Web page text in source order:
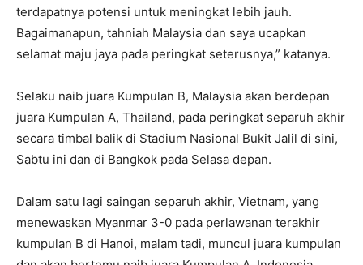
terdapatnya potensi untuk meningkat lebih jauh.
Bagaimanapun, tahniah Malaysia dan saya ucapkan
selamat maju jaya pada peringkat seterusnya,” katanya.
Selaku naib juara Kumpulan B, Malaysia akan berdepan
juara Kumpulan A, Thailand, pada peringkat separuh akhir
secara timbal balik di Stadium Nasional Bukit Jalil di sini,
Sabtu ini dan di Bangkok pada Selasa depan.
Dalam satu lagi saingan separuh akhir, Vietnam, yang
menewaskan Myanmar 3-0 pada perlawanan terakhir
kumpulan B di Hanoi, malam tadi, muncul juara kumpulan